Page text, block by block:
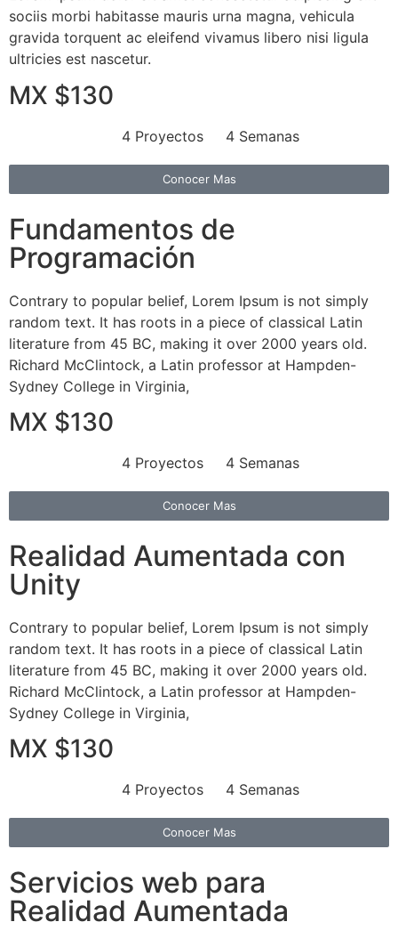
sociis morbi habitasse mauris urna magna, vehicula
gravida torquent ac eleifend vivamus libero nisi ligula
ultricies est nascetur.
MX $130
4 Proyectos 4 Semanas
Conocer Mas
Fundamentos de
Programación
Contrary to popular belief, Lorem Ipsum is not simply
random text. It has roots in a piece of classical Latin
literature from 45 BC, making it over 2000 years old.
Richard McClintock, a Latin professor at Hampden-
Sydney College in Virginia,
MX $130
4 Proyectos 4 Semanas
Conocer Mas
Realidad Aumentada con
Unity
Contrary to popular belief, Lorem Ipsum is not simply
random text. It has roots in a piece of classical Latin
literature from 45 BC, making it over 2000 years old.
Richard McClintock, a Latin professor at Hampden-
Sydney College in Virginia,
MX $130
4 Proyectos 4 Semanas
Conocer Mas
Servicios web para
Realidad Aumentada